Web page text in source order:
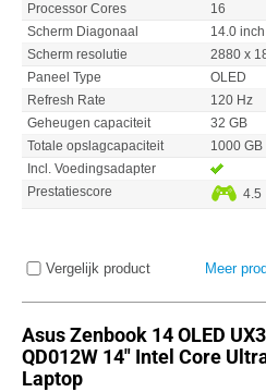
Processor Cores
16
Scherm Diagonaal
14.0
Scherm resolutie
2880 x
Paneel Type
OLED
Refresh Rate
120 Hz
Geheugen capaciteit
32 GB
Totale opslagcapaciteit
1000 GB
Incl. Voedingsadapter
Prestatiescore
4.5
Vergelijk product Meer
Asus Zenbook 14 OLED
QD012W 14" Intel Core
Laptop